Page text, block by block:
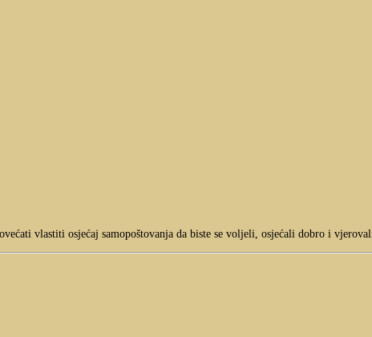
vlastiti osjećaj samopoštovanja da biste se voljeli, osjećali dobro i